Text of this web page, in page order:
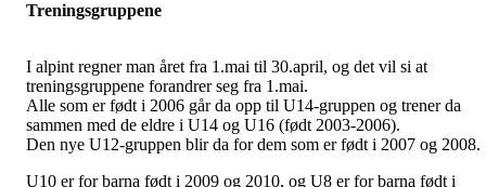
Treningsgruppene
I alpint regner man året fra 1.mai til 30.april, og det vil si at
treningsgruppene forandrer seg fra 1.mai.
Alle som er født i 2006 går da opp til U14-gruppen og trener da
sammen med de eldre i U14 og U16 (født 2003-2006).
Den nye U12-gruppen blir da for dem som er født i 2007 og 2008.
U10 er for barna født i 2009 og 2010, og U8 er for barna født i